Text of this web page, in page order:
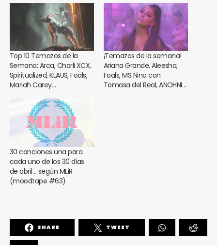
Top 10 Temazos de la
Semana: Arca, Charli XCX,
Spiritualized, KLAUS, Foals,
Mariah Carey…
¡Temazos de la semana!
Ariana Grande, Aleesha,
Foals, MS Nina con
Tomasa del Real, ANOHNI…
30 canciones una para
cada uno de los 30 días
de abril… según MLiR
(moodtape #63)
SHARE TWEET